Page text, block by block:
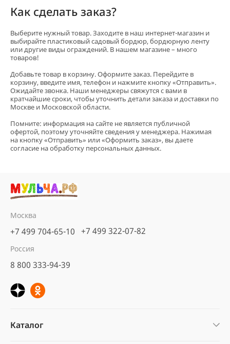
Как сделать заказ?
Выберите нужный товар. Заходите в наш интернет-магазин и
выбирайте пластиковый садовый бордюр, бордюрную ленту
или другие виды ограждений. В нашем магазине – много
товаров!
Добавьте товар в корзину. Оформите заказ. Перейдите в
корзину, введите имя, телефон и нажмите кнопку «Отправить».
Ожидайте звонка. Наши менеджеры свяжутся с вами в
кратчайшие сроки, чтобы уточнить детали заказа и доставки по
Москве и Московской области.
Помните: информация на сайте не является публичной
офертой, поэтому уточняйте сведения у менеджера. Нажимая
на кнопку «Отправить» или «Оформить заказ», вы даете
согласие на обработку персональных данных.
Москва
+7 499 704-65-10 +7 499 322-07-82
Россия
8 800 333-94-39
Каталог